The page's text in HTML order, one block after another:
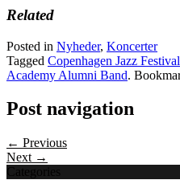
Related
Posted in Nyheder, Koncerter
Tagged Copenhagen Jazz Festival
Academy Alumni Band.
Post navigation
← Previous
Next →
Categories